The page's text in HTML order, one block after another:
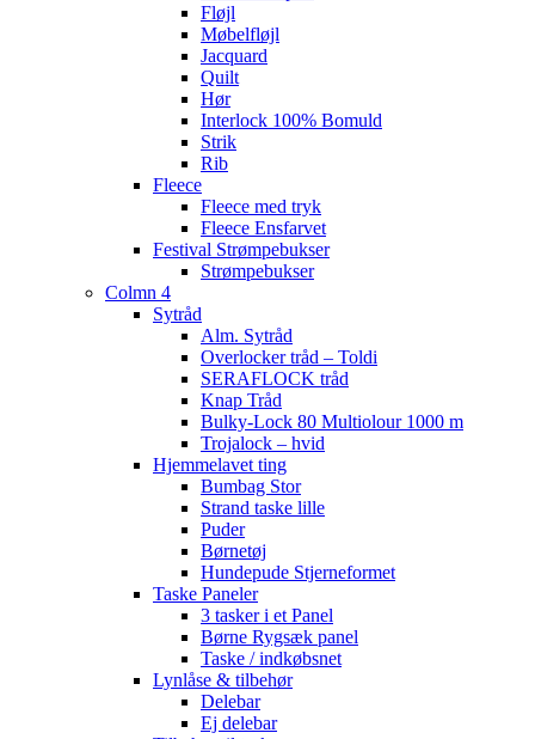
Fløjl
Møbelfløjl
Jacquard
Quilt
Hør
Interlock 100% Bomuld
Strik
Rib
Fleece
Fleece med tryk
Fleece Ensfarvet
Festival Strømpebukser
Strømpebukser
Colmn 4
Sytråd
Alm. Sytråd
Overlocker tråd – Toldi
SERAFLOCK tråd
Knap Tråd
Bulky-Lock 80 Multiolour 1000 m
Trojalock – hvid
Hjemmelavet ting
Bumbag Stor
Strand taske lille
Puder
Børnetøj
Hundepude Stjerneformet
Taske Paneler
3 tasker i et Panel
Børne Rygsæk panel
Taske / indkøbsnet
Lynlåse & tilbehør
Delebar
Ej delebar